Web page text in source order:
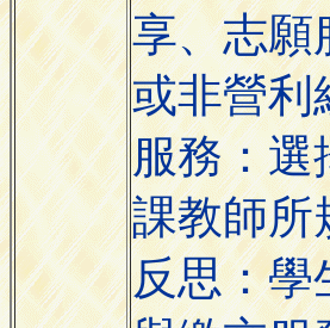
享、志願
或非營利
服務：選
課教師所
反思：